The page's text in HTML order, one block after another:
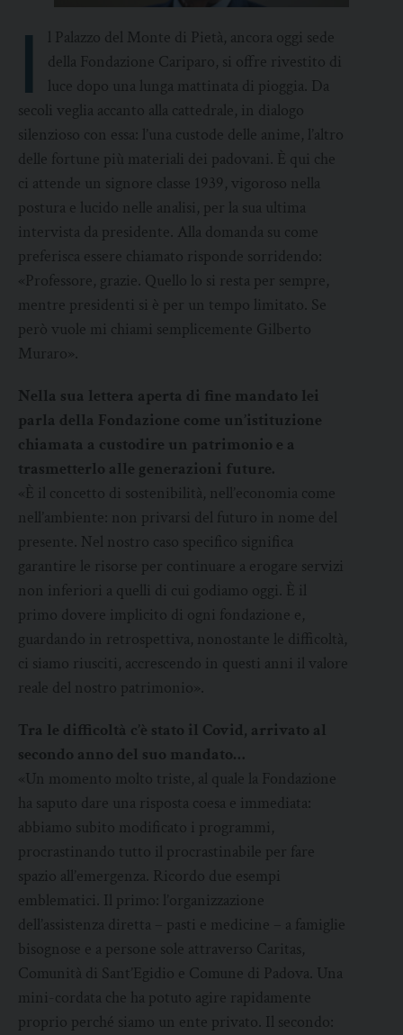
I
l Palazzo del Monte di Pietà, ancora oggi sede
della Fondazione Cariparo, si offre rivestito di
luce dopo una lunga mattinata di pioggia. Da
secoli veglia accanto alla cattedrale, in dialogo
silenzioso con essa: l’una custode delle anime, l’altro
delle fortune più materiali dei padovani. È qui che
ci attende un signore classe 1939, vigoroso nella
postura e lucido nelle analisi, per la sua ultima
intervista da presidente. Alla domanda su come
preferisca essere chiamato risponde sorridendo:
«Professore, grazie. Quello lo si resta per sempre,
mentre presidenti si è per un tempo limitato. Se
però vuole mi chiami semplicemente Gilberto
Muraro».
Nella sua lettera aperta di fine mandato lei
parla della Fondazione come un’istituzione
chiamata a custodire un patrimonio e a
trasmetterlo alle generazioni future.
«È il concetto di sostenibilità, nell’economia come
nell’ambiente: non privarsi del futuro in nome del
presente. Nel nostro caso specifico significa
garantire le risorse per continuare a erogare servizi
non inferiori a quelli di cui godiamo oggi. È il
primo dovere implicito di ogni fondazione e,
guardando in retrospettiva, nonostante le difficoltà,
ci siamo riusciti, accrescendo in questi anni il valore
reale del nostro patrimonio».
Tra le difficoltà c’è stato il Covid, arrivato al
secondo anno del suo mandato…
«Un momento molto triste, al quale la Fondazione
ha saputo dare una risposta coesa e immediata:
abbiamo subito modificato i programmi,
procrastinando tutto il procrastinabile per fare
spazio all’emergenza. Ricordo due esempi
emblematici. Il primo: l’organizzazione
dell’assistenza diretta – pasti e medicine – a famiglie
bisognose e a persone sole attraverso Caritas,
Comunità di Sant’Egidio e Comune di Padova. Una
mini-cordata che ha potuto agire rapidamente
proprio perché siamo un ente privato. Il secondo: